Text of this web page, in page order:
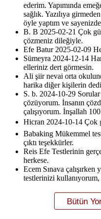
ederim. Yapımında
sağlık. Yazılıya
öyle yaptım ve
B. B 2025-02-21 Çok
çözmeniz dileğiyle.
Efe Batur 2025-02-09
Sümeyra 2024-12-14
elleriniz dert görmesin.
Ali şiir nevai orta
harika diğer kişilerin
S. b. 2024-10-29
çözüyorum. İnsanın
çalışıyorum. İnşallah
Hicran 2024-10-14 Çok
Babaking Mükemmel
çıktı teşekkürler.
Reis Efe Testlerinin
herkese.
Ecem Sınava çalışırken
testlerinizi